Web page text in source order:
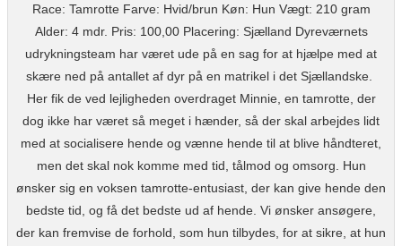
Race: Tamrotte Farve: Hvid/brun Køn: Hun Vægt: 210 gram
Alder: 4 mdr. Pris: 100,00 Placering: Sjælland Dyreværnets
udrykningsteam har været ude på en sag for at hjælpe med at
skære ned på antallet af dyr på en matrikel i det Sjællandske.
Her fik de ved lejligheden overdraget Minnie, en tamrotte, der
dog ikke har været så meget i hænder, så der skal arbejdes lidt
med at socialisere hende og vænne hende til at blive håndteret,
men det skal nok komme med tid, tålmod og omsorg. Hun
ønsker sig en voksen tamrotte-entusiast, der kan give hende den
bedste tid, og få det bedste ud af hende. Vi ønsker ansøgere,
der kan fremvise de forhold, som hun tilbydes, for at sikre, at hun